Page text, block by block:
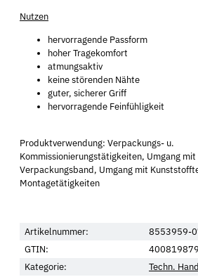
Nutzen
hervorragende Passform
hoher Tragekomfort
atmungsaktiv
keine störenden Nähte
guter, sicherer Griff
hervorragende Feinfühligkeit
Produktverwendung: Verpackungs- u.
Kommissionierungstätigkeiten, Umgang
Verpackungsband, Umgang mit
Montagetätigkeiten
Artikelnummer:
8553959-
GTIN:
Kategorie:
Techn.